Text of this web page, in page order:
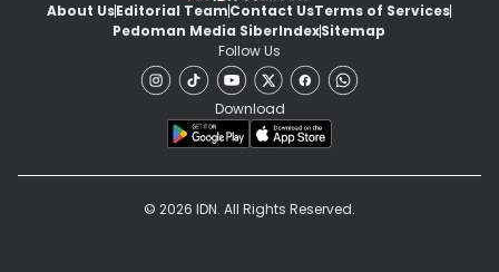
About UsEditorial TeamContact UsTerms of Services
Pedoman Media SiberIndexSitemap
Follow Us
Download
© 2026 IDN. All Rights Reserved.